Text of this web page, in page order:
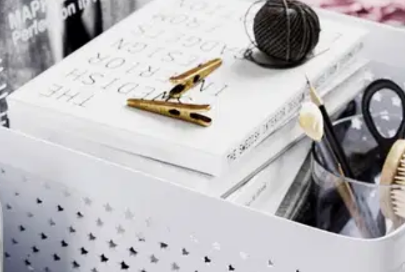
Postin pakettiautomaattiin tai palvelupisteeseen!